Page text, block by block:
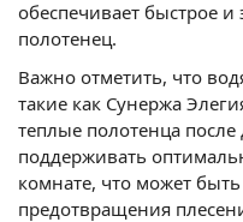
обеспечивает быстрое
полотенец.
Важно отметить, что
такие как Сунержа
теплые полотенца
поддерживать
комнате, что может
предотвращения